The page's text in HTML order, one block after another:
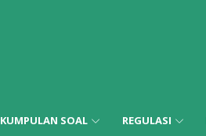
KUMPULAN SOAL REGULASI